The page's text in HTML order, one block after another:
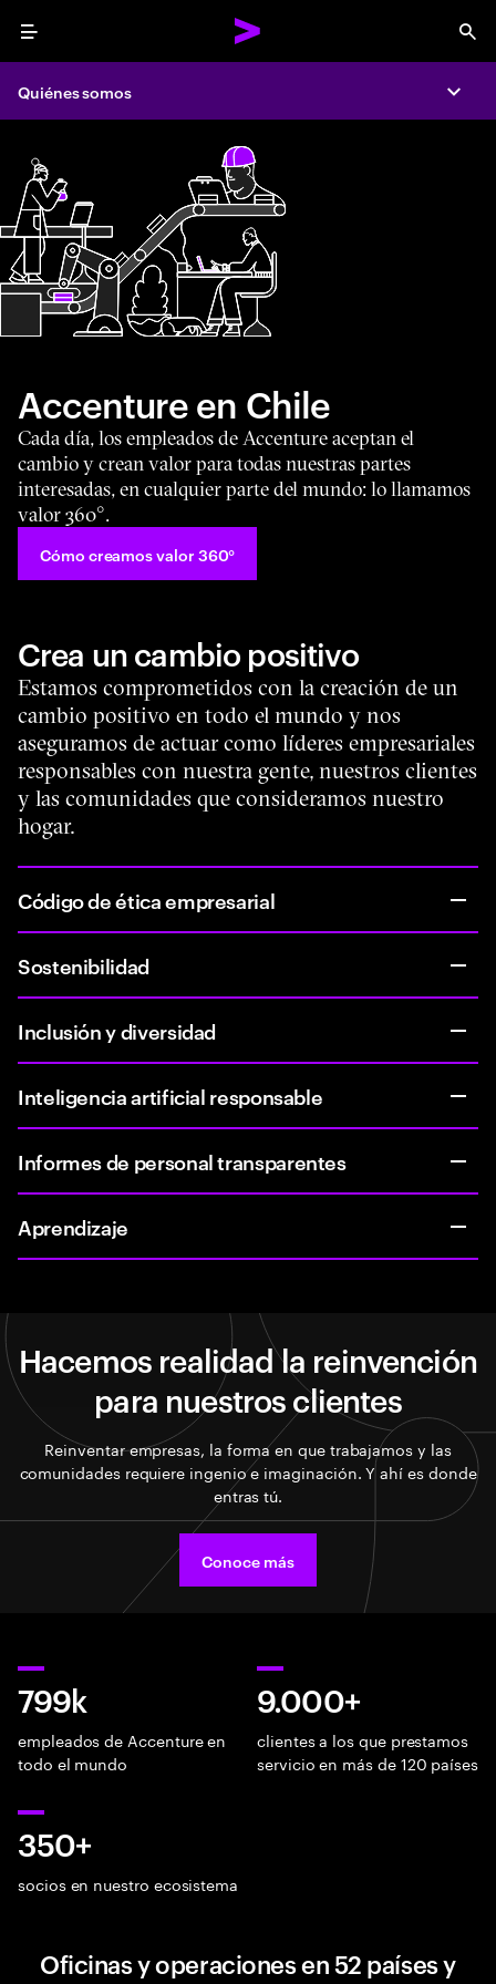
Menu
Quiénes somos
Accenture en Chile
Cada día, los empleados de Accenture aceptan el
cambio y crean valor para todas nuestras partes
interesadas, en cualquier parte del mundo: lo llamamos
valor 360°.
Cómo creamos valor 360°
Crea un cambio positivo
Estamos comprometidos con la creación de un
cambio positivo en todo el mundo y nos
aseguramos de actuar como líderes empresariales
responsables con nuestra gente, nuestros clientes
y las comunidades que consideramos nuestro
hogar.
Código de ética empresarial
Sostenibilidad
Inclusión y diversidad
Inteligencia artificial responsable
Informes de personal transparentes
Aprendizaje
Hacemos realidad la reinvención
para nuestros clientes
Reinventar empresas, la forma en que trabajamos y las
comunidades requiere ingenio e imaginación. Y ahí es donde
entras tú.
Conoce más
799k
empleados de Accenture en
todo el mundo
9.000+
clientes a los que prestamos
servicio en más de 120 países
350+
socios en nuestro ecosistema
Oficinas y operaciones en 52 países y